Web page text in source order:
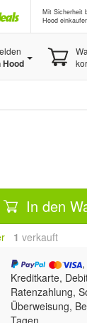
Mit Sicherheit
Hood
Hood
In den
1 verkauft
,
Kreditkarte,
Ratenzahlung,
Überweisung,
Tagen